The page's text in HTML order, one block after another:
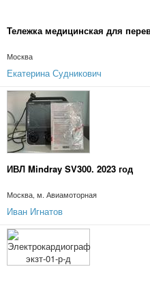
Тележка медицинская для
Москва
Екатерина Судникович
ИВЛ Mindray SV300. 2023 год
Москва, м. Авиамоторная
Иван Игнатов